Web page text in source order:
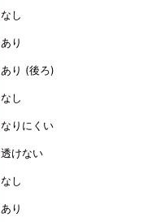
なし
あり
あり (後ろ)
なし
なりにくい
透けない
なし
あり